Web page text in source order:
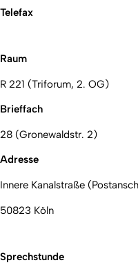
Telefax
Raum
R 221 (Triforum, 2. OG)
Brieffach
28 (Gronewaldstr. 2)
Adresse
Innere Kanalstraße
50823 Köln
Sprechstunde